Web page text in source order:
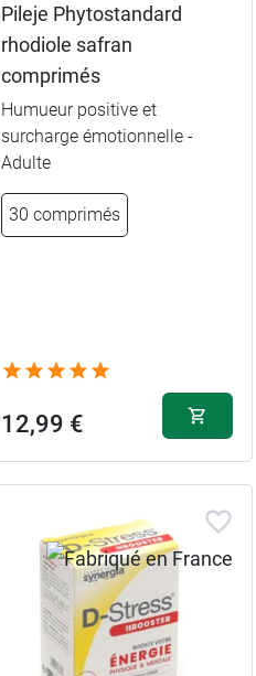
Pileje Phytostandard
rhodiole safran
comprimés
Humueur positive et
surcharge émotionnelle -
Adulte
30 comprimés
12,99 €